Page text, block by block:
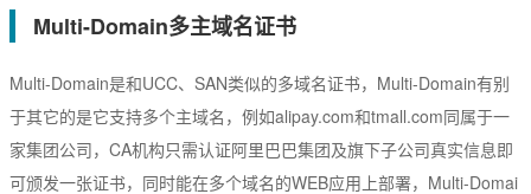
Multi-Domain多主域名证书
Multi-Domain是和UCC、SAN类似的多域名证书，Multi-Domain有别
于其它的是它支持多个主域名，例如alipay.com和tmall.com同属于一
家集团公司，CA机构只需认证阿里巴巴集团及旗下子公司真实信息即
可颁发一张证书，同时能在多个域名的WEB应用上部署，Multi-Domai